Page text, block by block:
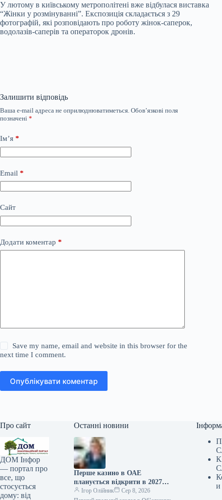
У лютому в київському метрополітені вже відбулася виставка
“Жінки у розмінуванні”. Експозиція складається з 29
фотографій, які розповідають про роботу жінок-саперок,
водолазів-саперів та операторок дронів.
Залишити відповідь
Ваша e-mail адреса не оприлюднюватиметься. Обов’язкові поля
позначені *
Ім’я *
Email *
Сайт
Додати коментар *
Save my name, email and website in this browser for the
next time I comment.
Опублікувати коментар
Про сайт
ДОМ Інфор
— портал про
все, що
стосується
дому: від
Останні новини
Перше казино в ОАЕ
планується відкрити в 2027
році — подробиці
Ігор Олійник
Сер 8, 2026
и